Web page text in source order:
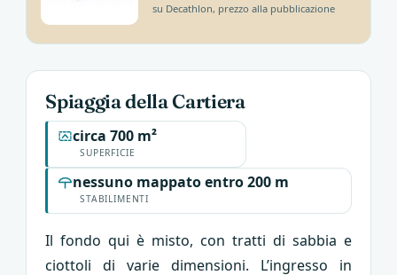
su Decathlon, prezzo alla pubblicazione
Spiaggia della Cartiera
SUPERFICIE
circa 700 m²
STABILIMENTI
nessuno mappato entro 200 m
Il fondo qui è misto, con tratti di sabbia e
ciottoli di varie dimensioni. L’ingresso in